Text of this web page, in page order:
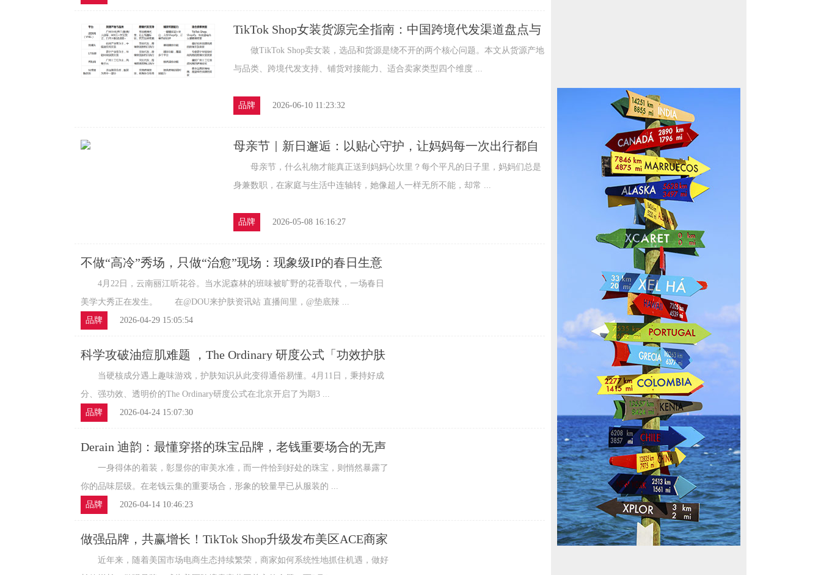
TikTok Shop女装货源完全指南：中国跨境代发渠道盘点与
做TikTok Shop卖女装，选品和货源是绕不开的两个核心问题。本文从货源产地
与品类、跨境代发支持、铺货对接能力、适合卖家类型四个维度 ...
品牌 2026-06-10 11:23:32
母亲节｜新日邂逅：以贴心守护，让妈妈每一次出行都自
母亲节，什么礼物才能真正送到妈妈心坎里？每个平凡的日子里，妈妈们总是
身兼数职，在家庭与生活中连轴转，她像超人一样无所不能，却常 ...
品牌 2026-05-08 16:16:27
不做“高冷”秀场，只做“治愈”现场：现象级IP的春日生意
4月22日，云南丽江听花谷。当水泥森林的班味被旷野的花香取代，一场春日
美学大秀正在发生。 在@DOU来护肤资讯站 直播间里，@垫底辣 ...
品牌
2026-04-29 15:05:54
科学攻破油痘肌难题 ，The Ordinary 研度公式「功效护肤
当硬核成分遇上趣味游戏，护肤知识从此变得通俗易懂。4月11日，秉持好成
分、强功效、透明价的The Ordinary研度公式在北京开启了为期3 ...
品牌
2026-04-24 15:07:30
Derain 迪韵：最懂穿搭的珠宝品牌，老钱重要场合的无声
一身得体的着装，彰显你的审美水准，而一件恰到好处的珠宝，则悄然暴露了
你的品味层级。在老钱云集的重要场合，形象的较量早已从服装的 ...
品牌
2026-04-14 10:46:23
做强品牌，共赢增长！TikTok Shop升级发布美区ACE商家
近年来，随着美国市场电商生态持续繁荣，商家如何系统性地抓住机遇，做好